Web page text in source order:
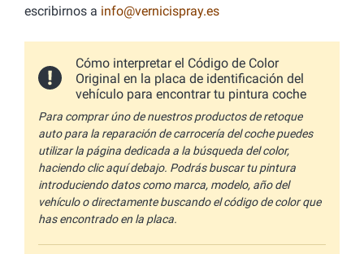
escribirnos a info@vernicispray.es
Cómo interpretar el Código de Color
Original en la placa de identificación del
vehículo para encontrar tu pintura coche
Para comprar úno de nuestros productos de retoque
auto para la reparación de carrocería del coche puedes
utilizar la página dedicada a la búsqueda del color,
haciendo clic aquí debajo. Podrás buscar tu pintura
introduciendo datos como marca, modelo, año del
vehículo o directamente buscando el código de color que
has encontrado en la placa.